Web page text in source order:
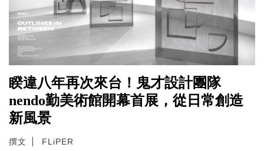
睽違八年再次來台！鬼才設計團隊
nendo勤美術館開幕首展，從日常創造
新風景
撰文 FLiPER